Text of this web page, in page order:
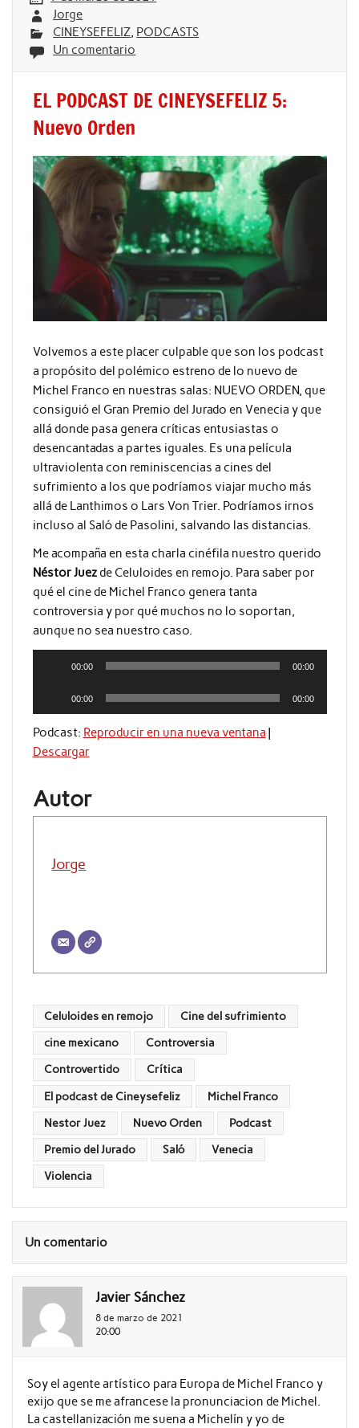
Jorge
CINEYSEFELIZ, PODCASTS
Un comentario
EL PODCAST DE CINEYSEFELIZ 5:
Nuevo Orden
Volvemos a este placer culpable que son los podcast
a propósito del polémico estreno de lo nuevo de
Michel Franco en nuestras salas: NUEVO ORDEN, que
consiguió el Gran Premio del Jurado en Venecia y que
allá donde pasa genera críticas entusiastas o
desencantadas a partes iguales. Es una película
ultraviolenta con reminiscencias a cines del
sufrimiento a los que podríamos viajar mucho más
allá de Lanthimos o Lars Von Trier. Podríamos irnos
incluso al Saló de Pasolini, salvando las distancias.
Me acompaña en esta charla cinéfila nuestro querido
Néstor Juezde Celuloides en remojo. Para saber por
qué el cine de Michel Franco genera tanta
controversia y por qué muchos no lo soportan,
aunque no sea nuestro caso.
00:00 00:00
audio
00:00 00:00
Podcast: Reproducir en una nueva ventana |
Descargar
Autor
Jorge
Celuloides en remojo Cine del sufrimiento
cine mexicano Controversia
Controvertido Crítica
El podcast de Cineysefeliz Michel Franco
Nestor Juez Nuevo Orden Podcast
Premio del Jurado Saló Venecia
Violencia
Un comentario
Javier Sánchez
8 de marzo de 2021
20:00
Soy el agente artístico para Europa de Michel Franco y
exijo que se me afrancese la pronunciacion de Michel.
La castellanización me suena a Michelín y yo de